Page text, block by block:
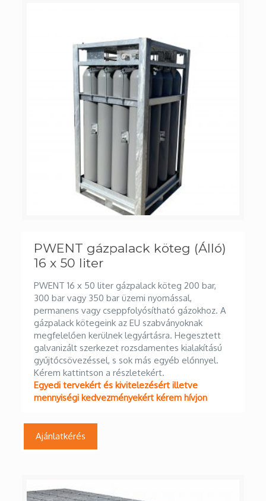
PWENT gázpalack köteg (Álló)
PWENT 16 x 50 liter gázpalack köteg 200 bar,
300 bar vagy 350 bar üzemi nyomással,
permanens vagy cseppfolyósítható gázokhoz. A
gázpalack kötegeink az EU szabványoknak
megfelelően kerülnek legyártásra. Hegesztett
galvanizált szerkezet rozsdamentes kialakítású
gyűjtőcsövezéssel, s sok más egyéb előnnyel.
Kérem kattintson a részletekért.
Egyedi tervekért és kivitelezésért illetve
mennyiségi kedvezményekért kérem hívjon
Ajánlatkérés